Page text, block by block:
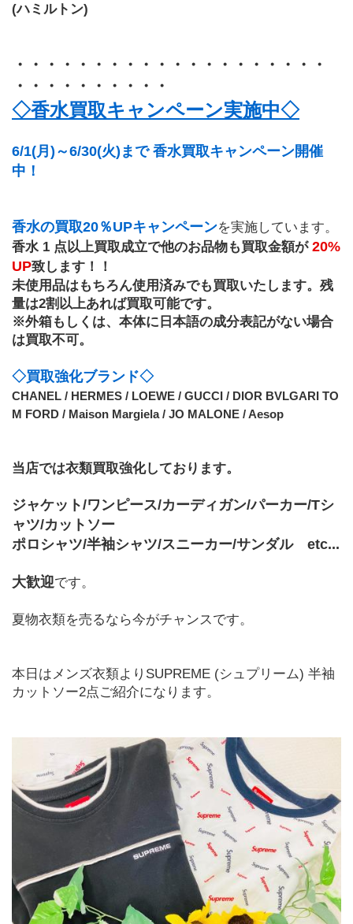
(ハミルトン)
・・・・・・・・・・・・・・・・・・・・
・・・・・・・・・・
◇香水買取キャンペーン実施中◇
6/1(月)～6/30(火)まで 香水買取キャンペーン開催
中！
香水の買取20％UPキャンペーンを実施しています。
香水 1 点以上買取成立で他のお品物も買取金額が 20%
UP致します！！
未使用品はもちろん使用済みでも買取いたします。残
量は2割以上あれば買取可能です。
※外箱もしくは、本体に日本語の成分表記がない場合
は買取不可。
◇買取強化ブランド◇
CHANEL / HERMES / LOEWE / GUCCI / DIOR BVLGARI TO
M FORD / Maison Margiela / JO MALONE / Aesop
当店では衣類買取強化しております。
ジャケット/ワンピース/カーディガン/パーカー/Tシ
ャツ/カットソー
ポロシャツ/半袖シャツ/スニーカー/サンダル　etc...
大歓迎です。
夏物衣類を売るなら今がチャンスです。
本日はメンズ衣類よりSUPREME (シュプリーム) 半袖
カットソー2点ご紹介になります。